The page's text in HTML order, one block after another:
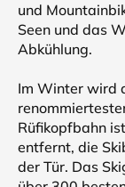
und
Seen und das
Abkühlung.
Im Winter wird
Rüfikopfbahn
entfernt, die
der Tür. Das